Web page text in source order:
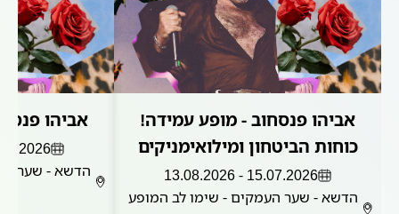
אביהו פנסחוב - מופע עמידה!
כוחות הביטחון ומילואימניקים
15.07.2026 - 13.08.2026
הדשא - שער העמקים - שימו לב המופע
אביהו
- 13.08.2026
הדשא - שער